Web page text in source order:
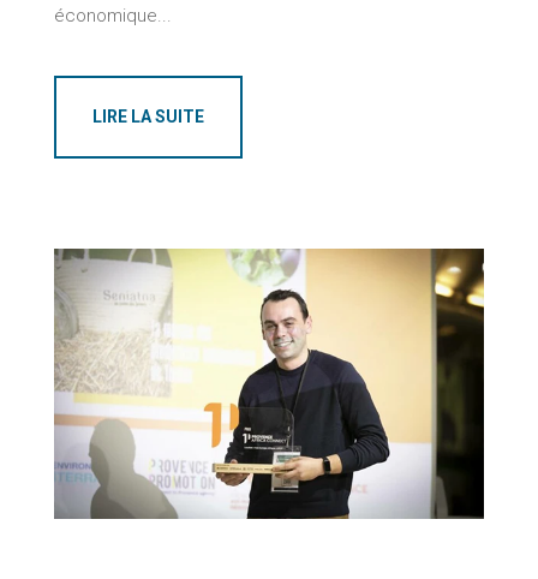
économique...
LIRE LA SUITE